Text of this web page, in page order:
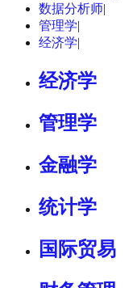
数据分析师|
管理学|
经济学|
经济学
管理学
金融学
统计学
国际贸易